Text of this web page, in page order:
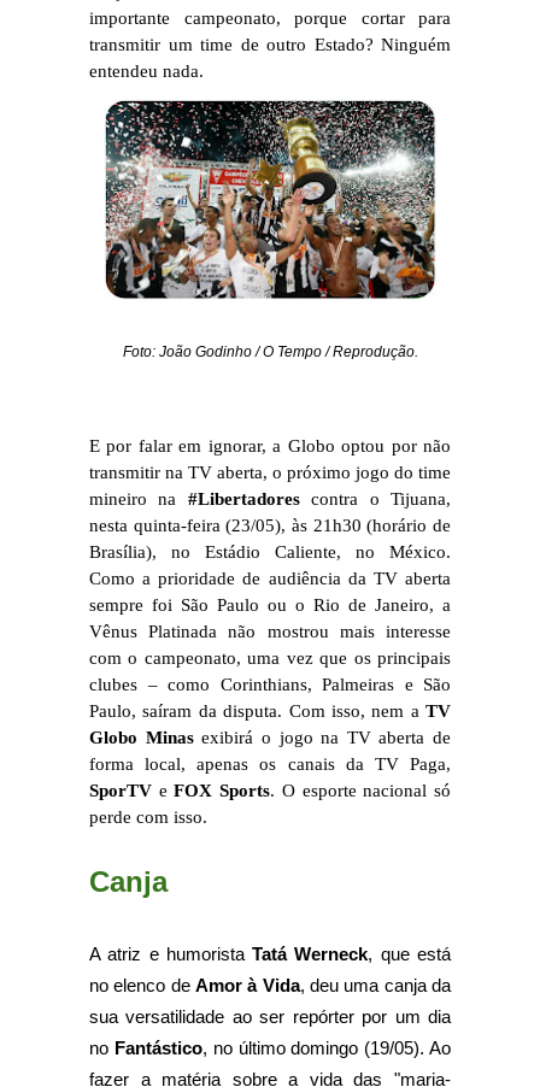
importante campeonato, porque cortar para
transmitir um time de outro Estado? Ninguém
entendeu nada.
Foto: João Godinho / O Tempo / Reprodução.
E por falar em ignorar, a Globo optou por não
transmitir na TV aberta, o próximo jogo do time
mineiro na #Libertadorescontra o Tijuana,
nesta quinta-feira (23/05), às 21h30 (horário de
Brasília), no Estádio Caliente, no México.
Como a prioridade de audiência da TV aberta
sempre foi São Paulo ou o Rio de Janeiro, a
Vênus Platinada não mostrou mais interesse
com o campeonato, uma vez que os principais
clubes – como Corinthians, Palmeiras e São
Paulo, saíram da disputa. Com isso, nem a TV
Globo Minasexibirá o jogo na TV aberta de
forma local, apenas os canais da TV Paga,
SporTV eFOX Sports. O esporte nacional só
perde com isso.
Canja
A atriz e humoristaTatá Werneck, que está
no elenco de Amor à Vida, deu uma canja da
sua versatilidade ao ser repórter por um dia
no Fantástico, no último domingo (19/05). Ao
fazer a matéria sobre a vida das "maria-